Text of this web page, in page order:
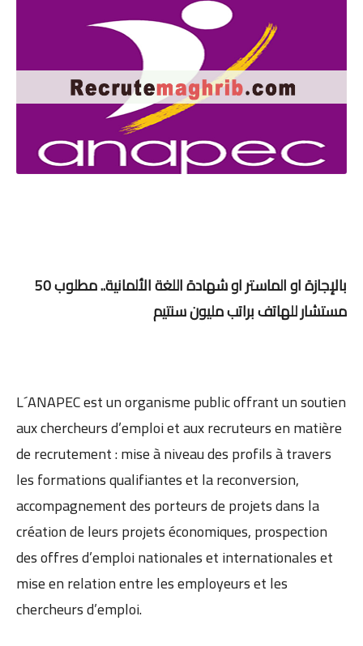
بالإجازة او الماستر او شهادة اللغة الألمانية.. مطلوب 50
مستشار للهاتف براتب مليون سنتيم
L´ANAPEC est un organisme public offrant un soutien
aux chercheurs d’emploi et aux recruteurs en matière
de recrutement : mise à niveau des profils à travers
les formations qualifiantes et la reconversion,
accompagnement des porteurs de projets dans la
création de leurs projets économiques, prospection
des offres d’emploi nationales et internationales et
mise en relation entre les employeurs et les
chercheurs d’emploi.